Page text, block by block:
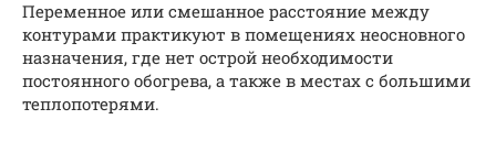
Переменное или смешанное расстояние между
контурами практикуют в помещениях неосновного
назначения, где нет острой необходимости
постоянного обогрева, а также в местах с большими
теплопотерями.